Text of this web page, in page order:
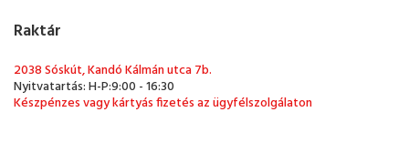
Raktár
2038 Sóskút, Kandó Kálmán utca 7b.
Nyitvatartás: H-P:9:00 - 16:30
Készpénzes vagy kártyás fizetés az ügyfélszolgálaton